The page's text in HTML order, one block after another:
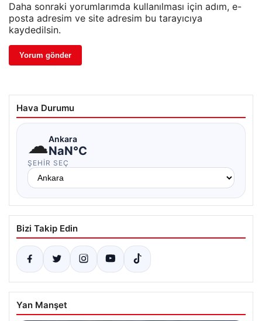
Daha sonraki yorumlarımda kullanılması için adım, e-
posta adresim ve site adresim bu tarayıcıya
kaydedilsin.
Hava Durumu
☁Ankara
NaN°C
ŞEHIR SEÇ
Bizi Takip Edin
Yan Manşet